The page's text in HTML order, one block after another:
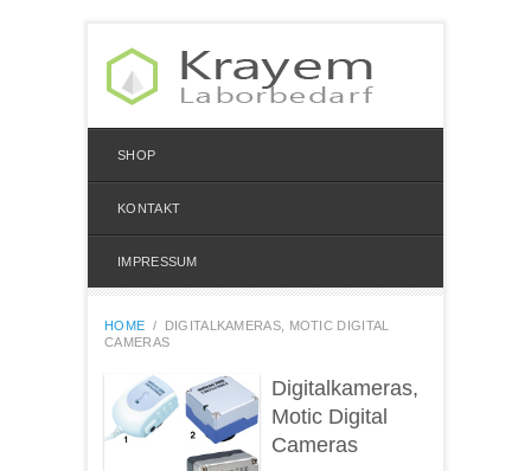
SHOP
KONTAKT
IMPRESSUM
HOME /
DIGITALKAMERAS, MOTIC DIGITAL
CAMERAS
Digitalkameras,
Motic Digital
Cameras